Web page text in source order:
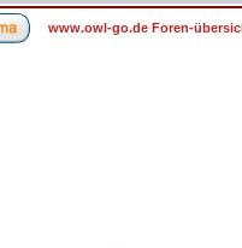
www.owl-go.de Foren-